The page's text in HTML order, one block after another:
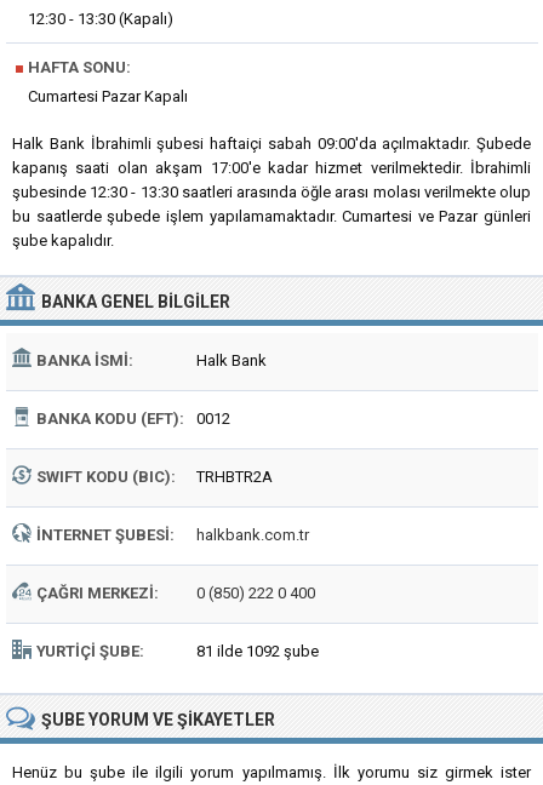
12:30 - 13:30 (Kapalı)
■ HAFTA SONU:
Cumartesi Pazar Kapalı
Halk Bank İbrahimli şubesi haftaiçi sabah 09:00'da açılmaktadır. Şubede
kapanış saati olan akşam 17:00'e kadar hizmet verilmektedir. İbrahimli
şubesinde 12:30 - 13:30 saatleri arasında öğle arası molası verilmekte olup
bu saatlerde şubede işlem yapılamamaktadır. Cumartesi ve Pazar günleri
şube kapalıdır.
BANKA GENEL BILGILER
BANKA İSMI: Halk Bank
BANKA KODU (EFT): 0012
SWIFT KODU (BIC): TRHBTR2A
İNTERNET ŞUBESI: halkbank.com.tr
ÇAĞRI MERKEZI: 0 (850) 222 0 400
YURTIÇI ŞUBE: 81 ilde 1092 şube
ŞUBEYORUM VE ŞIKAYETLER
Henüz bu şube ile ilgili yorum yapılmamış. İlk yorumu siz girmek ister